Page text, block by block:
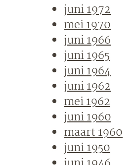
juni 1972
mei 1970
juni 1966
juni 1965
juni 1964
juni 1962
mei 1962
juni 1960
maart 1960
juni 1950